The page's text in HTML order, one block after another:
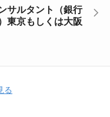
サルタント（銀行
東京もしくは大阪
る